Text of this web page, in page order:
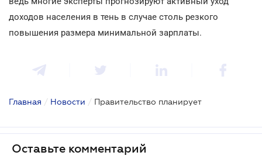
доходов населения в тень в случае столь резкого
повышения размера минимальной зарплаты.
Главная / Новости / Правительство планирует
Оставьте комментарий